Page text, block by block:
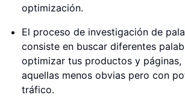
optimización.
El proceso de investigación de
consiste en buscar diferentes
optimizar tus productos y páginas,
aquellas menos obvias pero con
tráfico.